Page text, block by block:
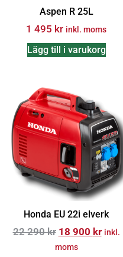
Aspen R 25L
1 495 kr inkl. moms
Lägg till i varukorg
Honda EU 22i elverk
22 290kr 18 900 kr inkl.
moms